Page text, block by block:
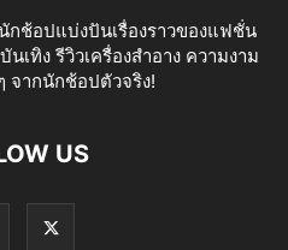
ช้อปแบ่งปันเรื่องราวของแฟชั่น
เทิง รีวิวเครื่องสำอาง ความงาม
จากนักช้อปตัวจริง!
US